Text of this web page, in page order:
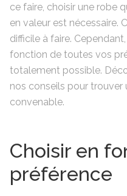
ce faire, choisir une robe
en valeur est nécessaire.
difficile à faire.
fonction de toutes vos
totalement possible.
nos conseils pour trouver
convenable.
Choisir en
préférence